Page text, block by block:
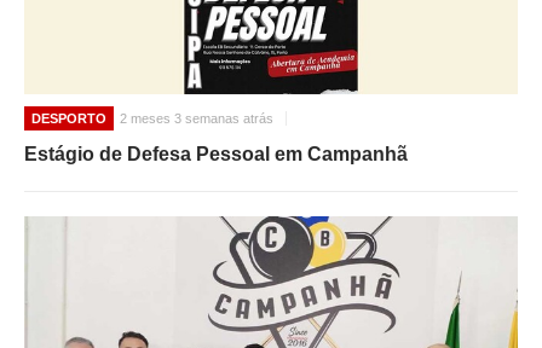
DESPORTO 2 meses 3 semanas atrás
Estágio de Defesa Pessoal em Campanhã